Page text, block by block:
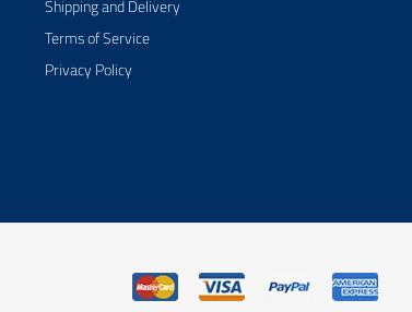
Shipping and Delivery
Terms of Service
Privacy Policy